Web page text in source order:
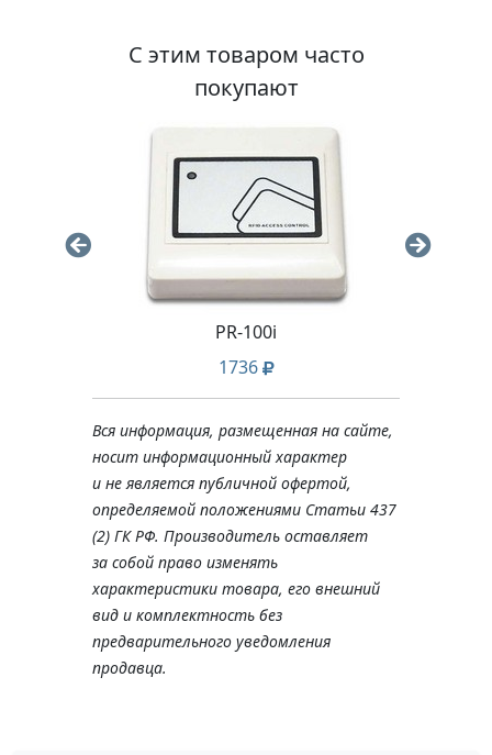
С этим товаром часто
покупают
PR-100i
1736
Вся информация, размещенная на сайте,
носит информационный характер
и не является публичной офертой,
определяемой положениями Статьи 437
(2) ГК РФ. Производитель оставляет
за собой право изменять
характеристики товара, его внешний
вид и комплектность без
предварительного уведомления
продавца.